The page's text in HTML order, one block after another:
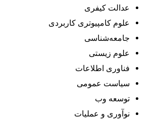
عدالت کیفری
علوم کامپیوتری کاربردی
جامعه‌شناسی
علوم زیستی
فناوری اطلاعات
سیاست عمومی
توسعه وب
نوآوری و عملیات